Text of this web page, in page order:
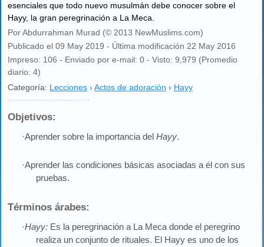
esenciales que todo nuevo musulmán debe conocer sobre el
Hayy, la gran peregrinación a La Meca.
Por Abdurrahman Murad (© 2013 NewMuslims.com)
Publicado el 09 May 2019 - Última modificación 22 May 2016
Impreso: 106 - Enviado por e-mail: 0 - Visto: 9,979 (Promedio
diario: 4)
Categoría: Lecciones › Actos de adoración › Hayy
Objetivos:
·Aprender sobre la importancia del Hayy.
·Aprender las condiciones básicas asociadas a él con sus
pruebas.
Términos árabes:
·Hayy: Es la peregrinación a La Meca donde el peregrino
realiza un conjunto de rituales. El Hayy es uno de los